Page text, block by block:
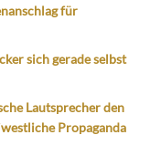
für
sich gerade selbst
Lautsprecher den
Propaganda